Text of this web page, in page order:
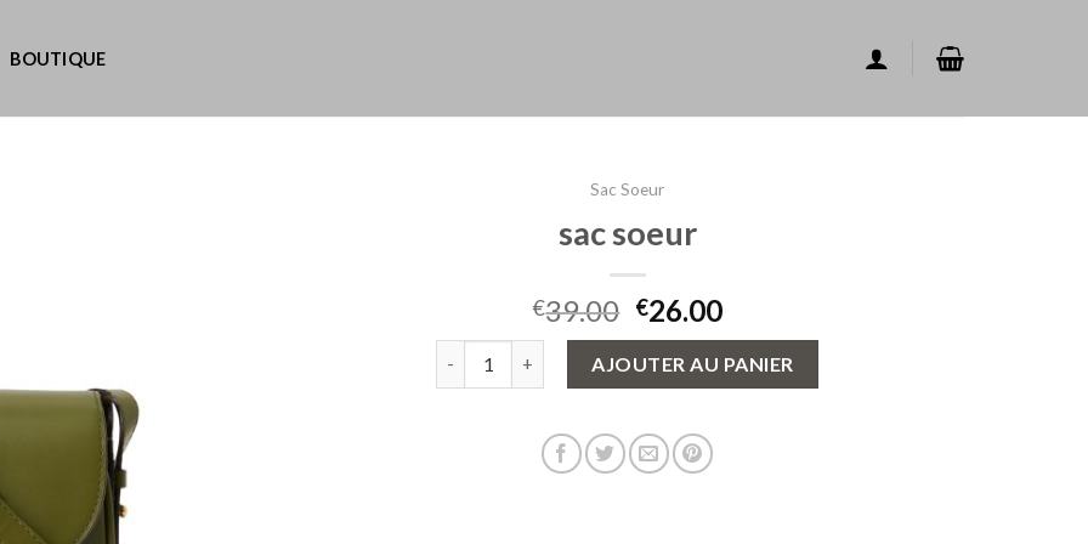
BOUTIQUE
Sac Soeur
sac soeur
€39.00 €26.00
AJOUTER AU PANIER